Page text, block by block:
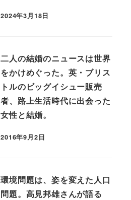
2024年3月18日
二人の結婚のニュースは世界
をかけめぐった。英・ブリス
トルのビッグイシュー販売
者、路上生活時代に出会った
女性と結婚。
2016年9月2日
環境問題は、姿を変えた人口
問題。高見邦雄さんが語る